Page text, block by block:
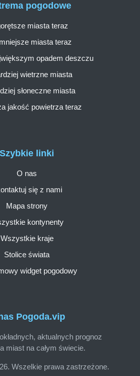
Pogoda.vip
aktualnych prognoz
miast na całym świecie.
Wszelkie prawa zastrzeżone.
Szybkie linki
O nas
się z nami
Mapa strony
kontynenty
Wszystkie kraje
Stolice świata
widget pogodowy
pogodowe
miasta teraz
miasta teraz
opadem deszczu
wietrzne miasta
słoneczne miasta
jakość powietrza teraz